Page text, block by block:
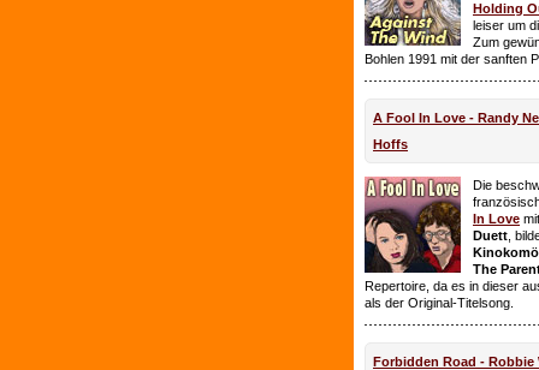
Holding
leiser um
Zum
Bohlen 1991 mit der sanften
A Fool In Love - Randy
Hoffs
Die
In Love
Duett ,
The
Repertoire, da es in dieser
als der Original-Titelsong.
Forbidden Road - Robbie